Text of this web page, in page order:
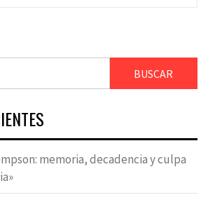
memoria, decadencia y culpa